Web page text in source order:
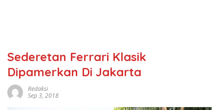
Sederetan Ferrari Klasik
Dipamerkan Di Jakarta
Redaksi
Sep 3, 2018